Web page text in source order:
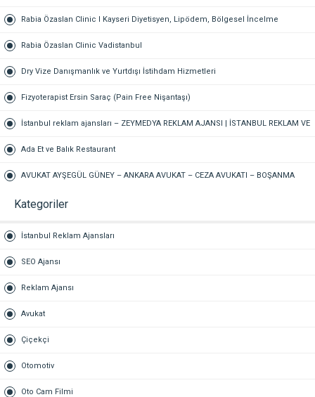
Hukuk Bürosu Gaziantep
Rabia Özaslan Clinic I Kayseri Diyetisyen, Lipödem, Bölgesel İncelme
Rabia Özaslan Clinic Vadistanbul
Dry Vize Danışmanlık ve Yurtdışı İstihdam Hizmetleri
Fizyoterapist Ersin Saraç (Pain Free Nişantaşı)
İstanbul reklam ajansları – ZEYMEDYA REKLAM AJANSI | İSTANBUL REKLAM VE
SEO AJANSI, DİJİTAL PAZARLAMA AJANSI, SOSYAL MEDYA AJANSI, 360
REKLAM
Ada Et ve Balık Restaurant
AVUKAT AYŞEGÜL GÜNEY – ANKARA AVUKAT – CEZA AVUKATI – BOŞANMA
AVUKATI – TAZMİNAT AVUKATI
Kategoriler
İstanbul Reklam Ajansları
SEO Ajansı
Reklam Ajansı
Avukat
Çiçekçi
Otomotiv
Oto Cam Filmi